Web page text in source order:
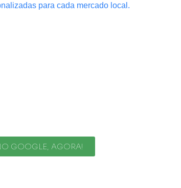
para cada mercado local.
GOOGLE, AGORA!